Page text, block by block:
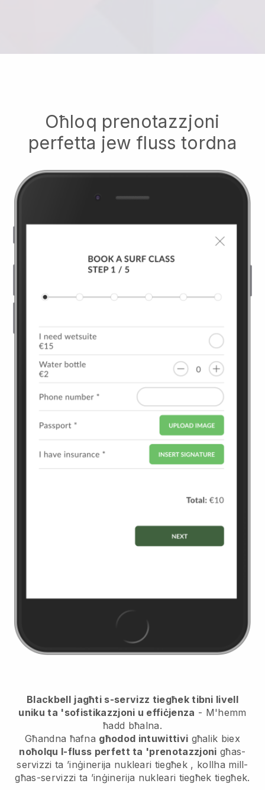
Oħloq prenotazzjoni
perfetta jew fluss tordna
Blackbell jagħti s-servizz tiegħek tibni livell
uniku ta 'sofistikazzjoni u effiċjenza - M'hemm
ħadd bħalna.
Għandna ħafna għodod intuwittivi għalik biex
noħolqu l-fluss perfett ta 'prenotazzjoni għas-
servizzi ta ’inġinerija nukleari tiegħek , kollha mill-
għas-servizzi ta ’inġinerija nukleari tiegħek tiegħek.